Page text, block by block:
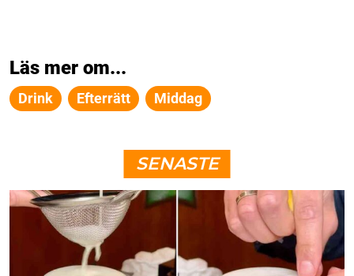
Läs mer om...
Drink Efterrätt Middag
SENASTE